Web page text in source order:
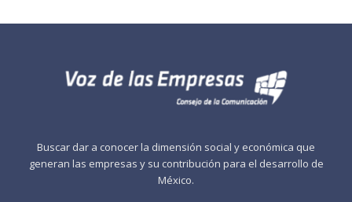
Buscar dar a conocer la dimensión social y económica que
generan las empresas y su contribución para el desarrollo de
México.